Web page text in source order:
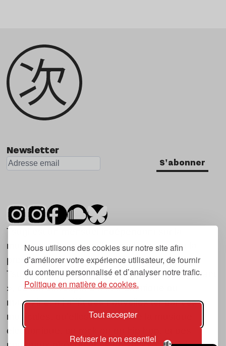
Nous utilisons des cookies sur notre site afin
d’améliorer votre expérience utilisateur, de fournir
du contenu personnalisé et d’analyser notre trafic.
Politique en matière de cookies.
Tout accepter
Refuser le non essentiel
Newsletter
S'abonner
Tsugi est un mensuel indépendant sur la
musique et les nouvelles tendances, dont la
première parution date de 2007.
Tsugi en japonais signifie « prochain », « suivant
», ce qui correspond à la thématique du
magazine, à l’affût des nouvelles tendances
musicales, qu’elles viennent de la musique
électronique, du rock ou du hip hop, et des